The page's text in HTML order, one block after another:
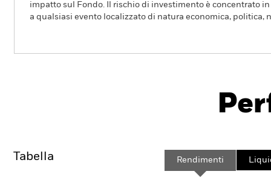
impatto sul Fondo. Il rischio di investimento è concentrato
a qualsiasi evento localizzato di natura economica, politica,
Scheda
Tabella Rendimenti